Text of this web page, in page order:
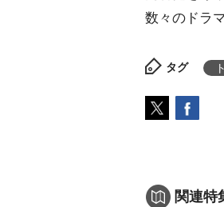
数々のドラ
タグ
関連特